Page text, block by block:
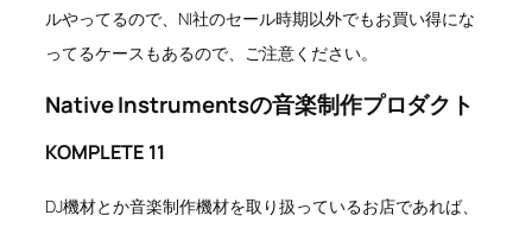
ルやってるので、NI社のセール時期以外でもお買い得にな
ってるケースもあるので、ご注意ください。
Native Instrumentsの音楽制作プロダクト
KOMPLETE 11
DJ機材とか音楽制作機材を取り扱っているお店であれば、